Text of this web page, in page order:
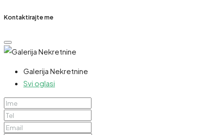
Kontaktirajte me
Galerija Nekretnine
Svi oglasi